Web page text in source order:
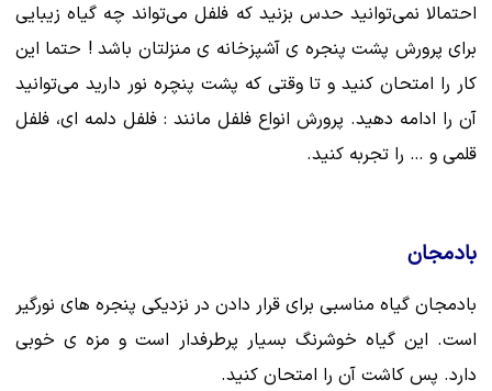
احتمالا نمی‌توانید حدس بزنید که فلفل می‌تواند چه گیاه زیبایی
برای پرورش پشت پنجره ی آشپزخانه ی منزلتان باشد ! حتما این
کار را امتحان کنید و تا وقتی که پشت پنچره نور دارید می‌توانید
آن را ادامه دهید. پرورش انواع فلفل مانند : فلفل دلمه ای، فلفل
قلمی و … را تجربه کنید.
بادمجان
بادمجان گیاه مناسبی برای قرار دادن در نزدیکی پنجره های نورگیر
است. این گیاه خوشرنگ بسیار پرطرفدار است و مزه ی خوبی
دارد. پس کاشت آن را امتحان کنید.